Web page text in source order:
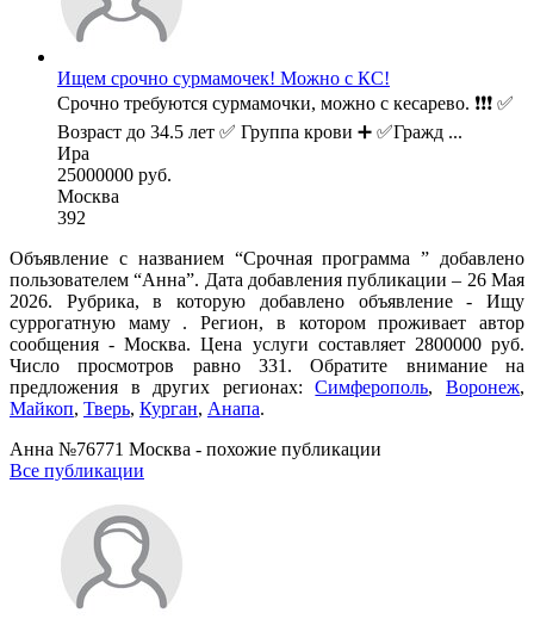
Ищем срочно сурмамочек! Можно с КС!
Срочно требуются сурмамочки, можно с кесарево. ❗❗❗ ✅
Возраст до 34.5 лет ✅ Группа крови ➕ ✅Гражд ...
Ира
25000000 руб.
Москва
392
Объявление с названием “Срочная программа ” добавлено
пользователем “Анна”. Дата добавления публикации – 26 Мая
2026. Рубрика, в которую добавлено объявление - Ищу
суррогатную маму . Регион, в котором проживает автор
сообщения - Москва. Цена услуги составляет 2800000 руб.
Число просмотров равно 331. Обратите внимание на
предложения в других регионах:Симферополь,Воронеж,
Майкоп, Тверь, Курган, Анапа.
Анна №76771 Москва - похожие публикации
Все публикации